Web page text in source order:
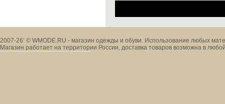
2007-26’ © WMODE.RU - магазин одежды и обуви. Использование любых
Магазин работает на территории России, доставка товаров возможна в